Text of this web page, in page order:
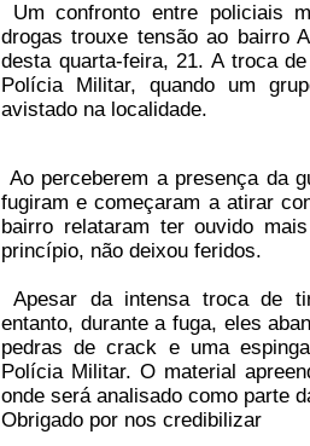
Um confronto entre policiais
drogas trouxe tensão ao bairro
desta quarta-feira, 21. A troca
Polícia Militar, quando um
avistado na localidade.
Ao perceberem a presença da
fugiram e começaram a atirar
bairro relataram ter ouvido
princípio, não deixou feridos.
Apesar da intensa troca de
entanto, durante a fuga, eles
pedras de crack e uma
Polícia Militar. O material
onde será analisado como parte
Obrigado por nos credibilizar